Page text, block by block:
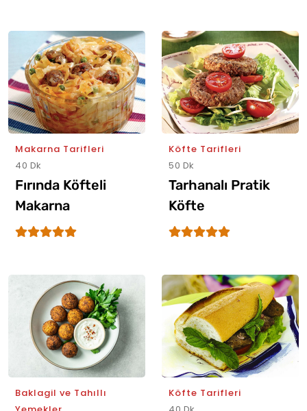
Makarna Tarifleri
40 Dk
Fırında Köfteli
Makarna
Köfte Tarifleri
50 Dk
Tarhanalı Pratik
Köfte
Baklagil ve Tahıllı
Köfte Tarifleri